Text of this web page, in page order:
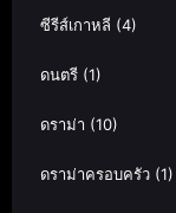
ซีรีส์เกาหลี (4)
ดนตรี (1)
ดราม่า (10)
ดราม่าครอบครัว (1)